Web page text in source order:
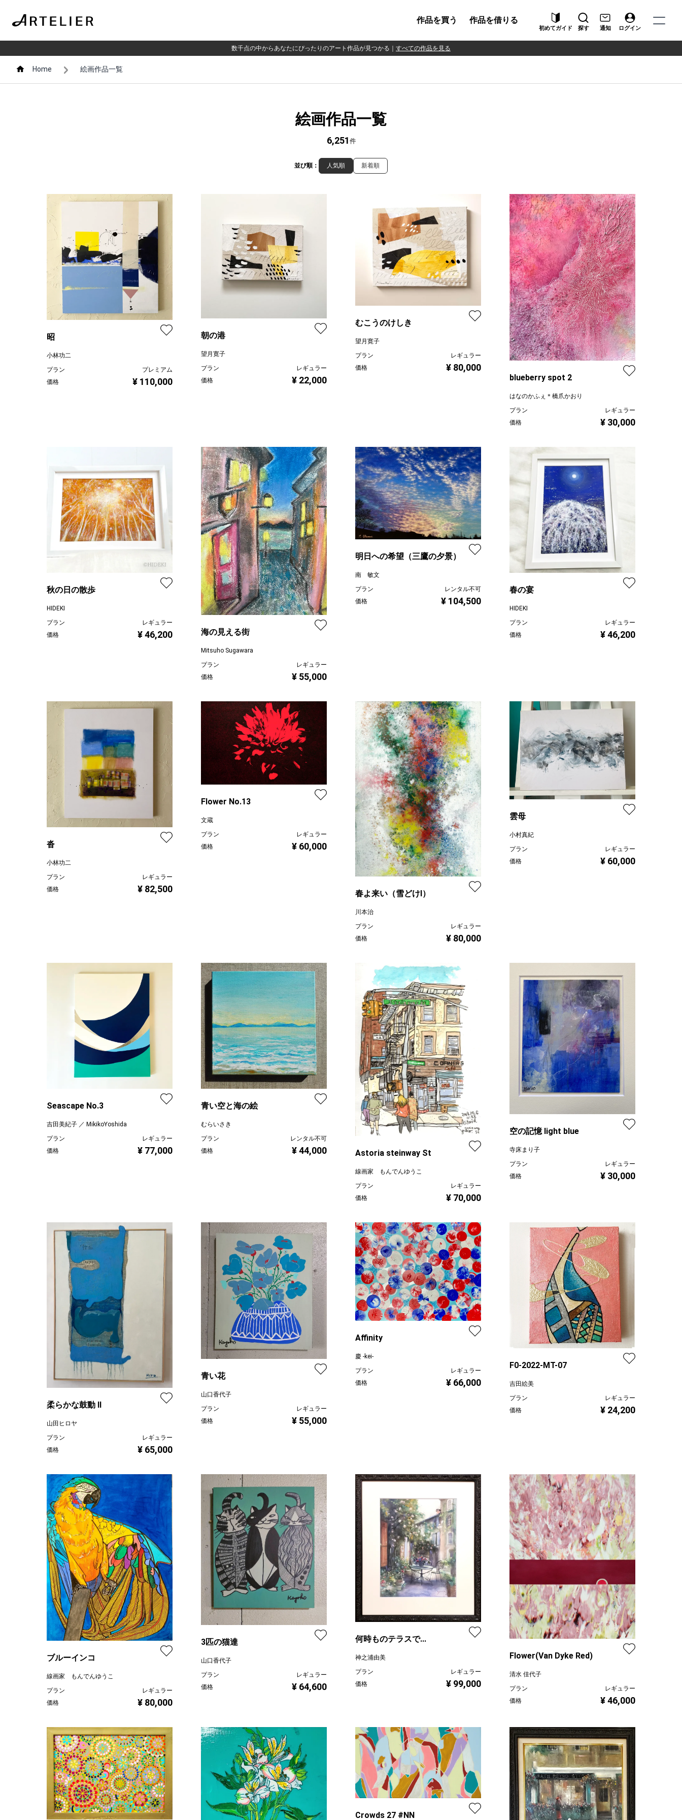
作品を買う 作品を借りる
初めてガイド 探す 通知 ログイン
数千点の中からあなたにぴったりのアート作品が見つかる すべての作品を見る
Home 絵画作品一覧
絵画作品一覧
6,251 件
並び順： 人気順 新着順
昭
小林功二
プラン
プレミアム
価格
¥ 110,000
朝の港
望月寛子
プラン
レギュラー
価格
¥ 22,000
むこうのけしき
望月寛子
プラン
レギュラー
価格
¥ 80,000
blueberry spot 2
はなのかふぇ＊橋爪かおり
プラン
レギュラー
価格
¥ 30,000
秋の日の散歩
HIDEKI
プラン
レギュラー
価格
¥ 46,200 海の見える街
Mitsuho Sugawara
プラン
レギュラー
価格
¥ 55,000
明日への希望（三鷹の夕景）
南 敏文
プラン
レンタル不可
価格
¥ 104,500
春の宴
HIDEKI
プラン
レギュラー
価格
¥ 46,200
沓
小林功二
プラン
レギュラー
価格
¥ 82,500
Flower No.13
文蔵
プラン
レギュラー
価格
¥ 60,000
春よ来い（雪どけⅠ）
川本治
プラン
レギュラー
価格
¥ 80,000
雲母
小村真紀
プラン
レギュラー
価格
¥ 60,000
Seascape No.3
吉田美紀子 ／ MikikoYoshida
プラン
レギュラー
価格
¥ 77,000
青い空と海の絵
むらいさき
プラン
レンタル不可
価格
¥ 44,000 Astoria steinway St
線画家 もんでんゆうこ
プラン
レギュラー
価格
¥ 70,000
空の記憶 light blue
寺床まり子
プラン
レギュラー
価格
¥ 30,000
柔らかな鼓動 Ⅱ
山田ヒロヤ
プラン
レギュラー
価格
¥ 65,000
青い花
山口香代子
プラン
レギュラー
価格
¥ 55,000
Affinity
慶 -kei-
プラン
レギュラー
価格
¥ 66,000
F0-2022-MT-07
吉田絵美
プラン
レギュラー
価格
¥ 24,200
ブルーインコ
線画家 もんでんゆうこ
プラン
レギュラー
価格
¥ 80,000
3匹の猫達
山口香代子
プラン
レギュラー
価格
¥ 64,600
何時ものテラスで...
神之浦由美
プラン
レギュラー
価格
¥ 99,000
Flower(Van Dyke Red)
清水 佳代子
プラン
レギュラー
価格
¥ 46,000
Crowds 27 #NN